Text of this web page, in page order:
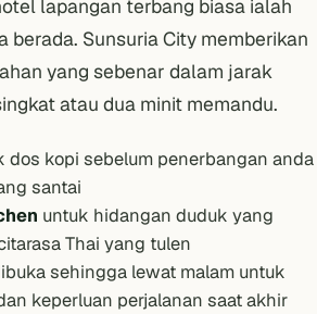
lapangan terbang biasa ialah
berada. Sunsuria City memberikan
yang sebenar dalam jarak
atau dua minit memandu.
dos kopi sebelum penerbangan anda
santai
untuk hidangan duduk yang
Thai yang tulen
sehingga lewat malam untuk
keperluan perjalanan saat akhir